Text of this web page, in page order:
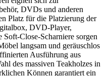
DVDs und anderen
Platz für die Platzierung der
DVD-Player,
Close-Scharniere sorgen
langsam und geräuschlos
Ausführung aus
des massiven Teakholzes in
Können garantiert ein